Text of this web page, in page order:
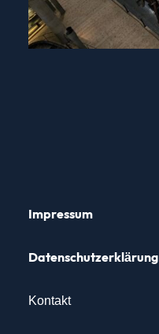
Impressum
Datenschutz­erklärung
Kontakt